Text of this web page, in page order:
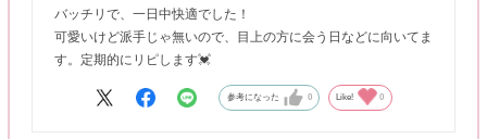
バッチリで、一日中快適でした！
可愛いけど派手じゃ無いので、目上の方に会う日などに向いてま
す。定期的にリピします💓
参考になった 0 Like! 0